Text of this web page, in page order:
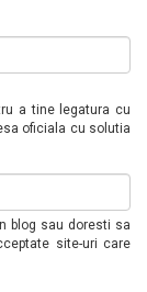
a tine legatura cu
oficiala cu solutia
blog sau doresti sa
site-uri care